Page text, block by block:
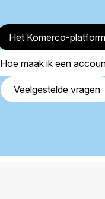
Het Komerco-platform
Hoe maak ik een
Veelgestelde vragen